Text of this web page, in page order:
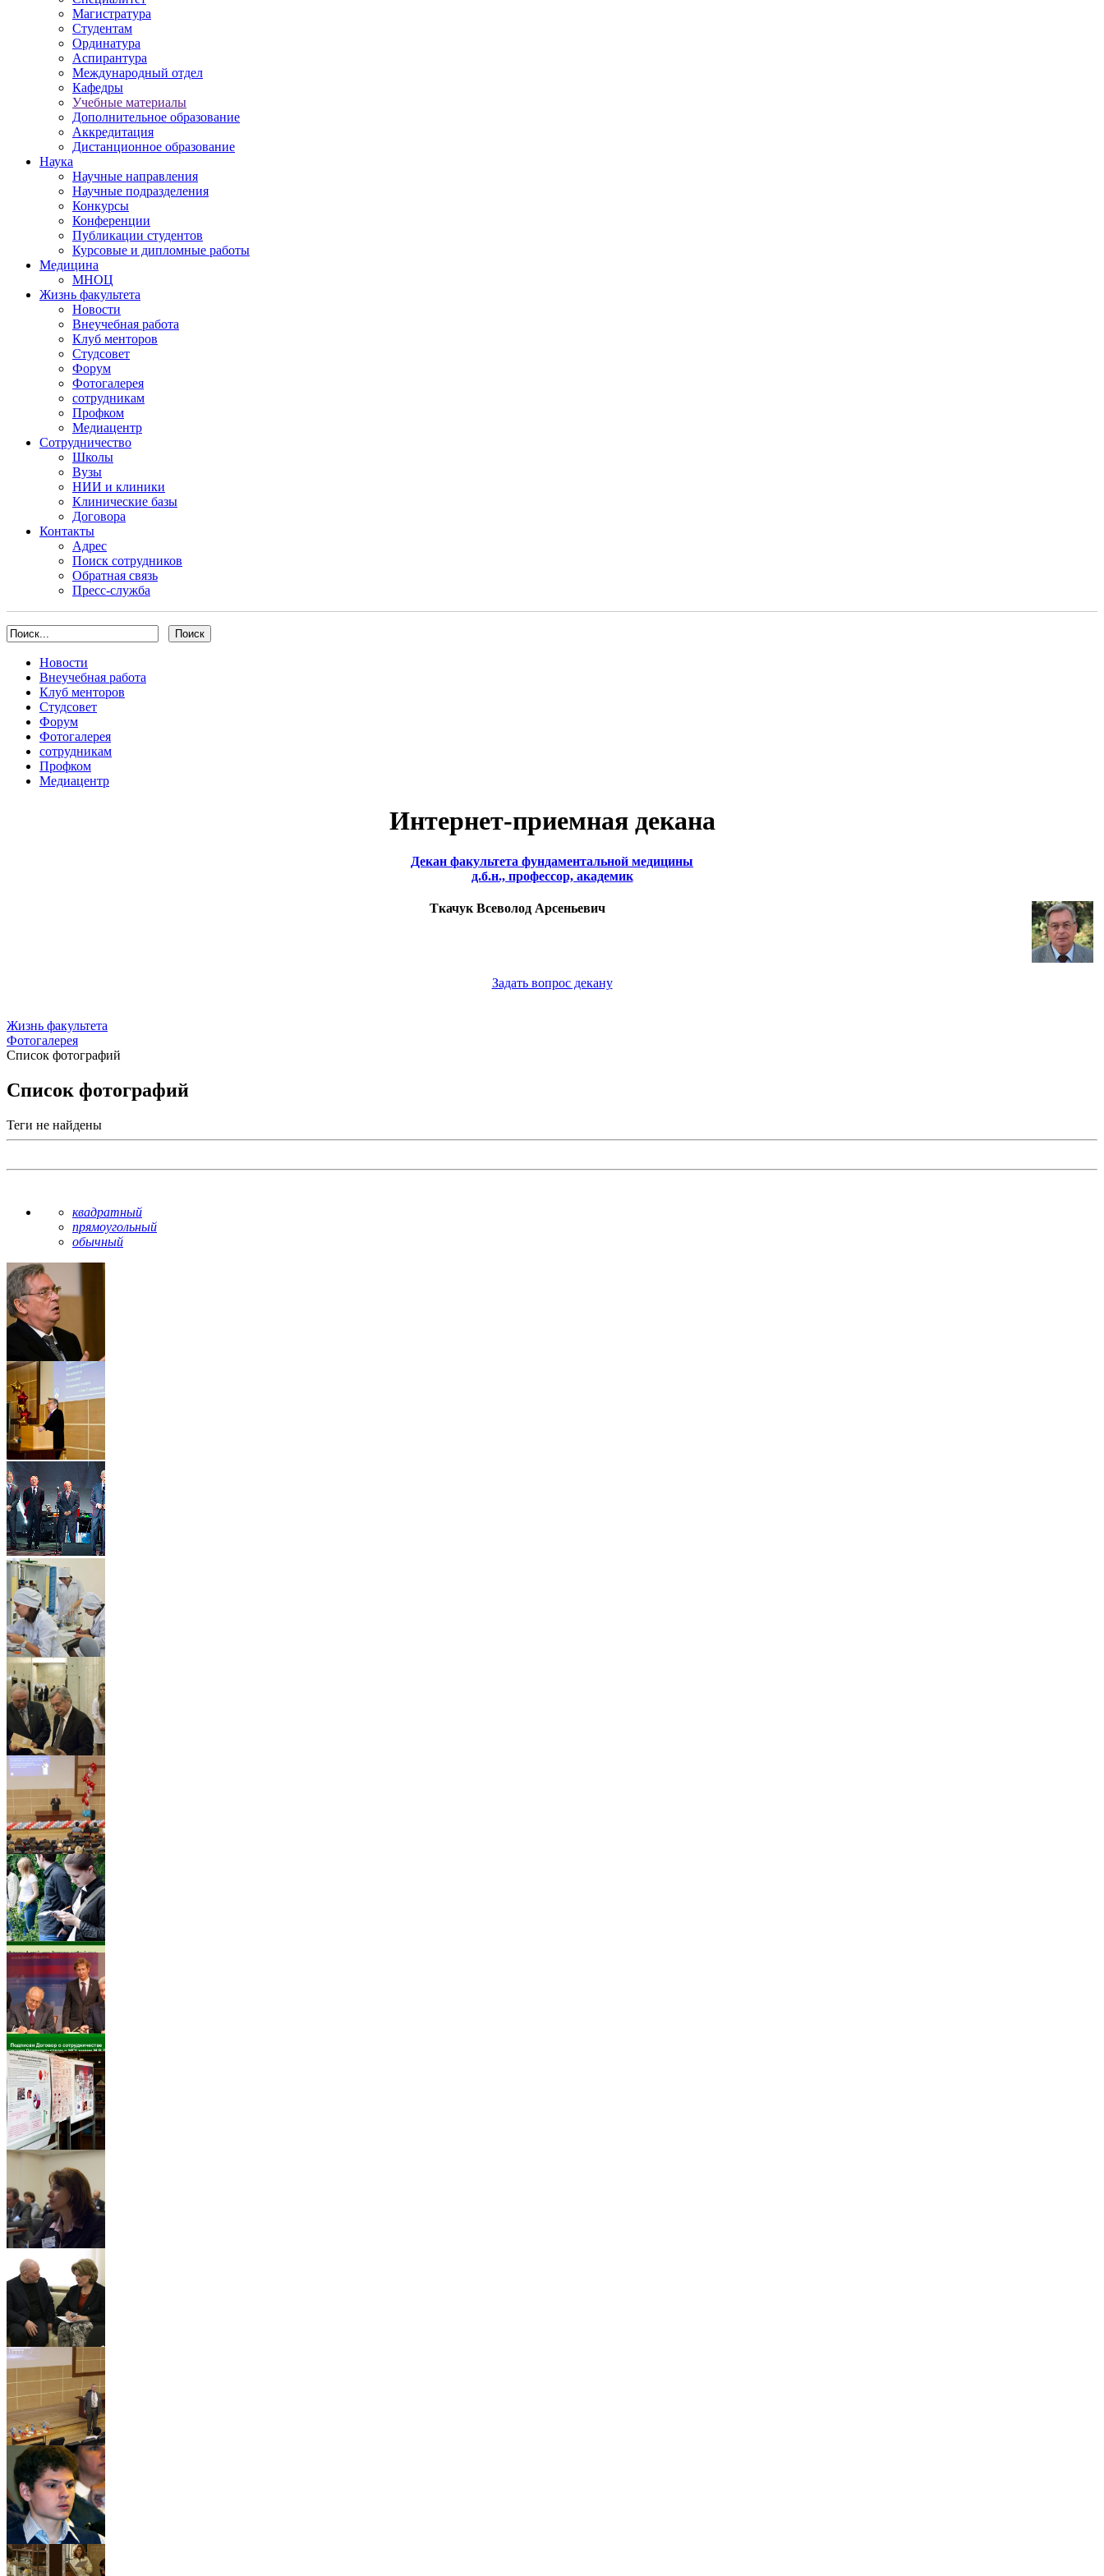
Магистратура
Студентам
Ординатура
Аспирантура
Международный отдел
Кафедры
Учебные материалы
Дополнительное образование
Аккредитация
Дистанционное образование
Наука
Научные направления
Научные подразделения
Конкурсы
Конференции
Публикации студентов
Курсовые и дипломные работы
Медицина
МНОЦ
Жизнь факультета
Новости
Внеучебная работа
Клуб менторов
Студсовет
Форум
Фотогалерея
сотрудникам
Профком
Медиацентр
Сотрудничество
Школы
Вузы
НИИ и клиники
Клинические базы
Договора
Контакты
Адрес
Поиск сотрудников
Обратная связь
Пресс-служба
Новости
Внеучебная работа
Клуб менторов
Студсовет
Форум
Фотогалерея
сотрудникам
Профком
Медиацентр
Интернет-приемная декана
Декан факультета фундаментальной медицины
д.б.н., профессор, академик
Ткачук Всеволод Арсеньевич
Задать вопрос декану
Жизнь факультета
Фотогалерея
Список фотографий
Список фотографий
Теги не найдены
квадратный
прямоугольный
обычный